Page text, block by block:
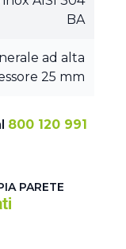
BA
ad alta
25 mm
800 120 991
PARETE